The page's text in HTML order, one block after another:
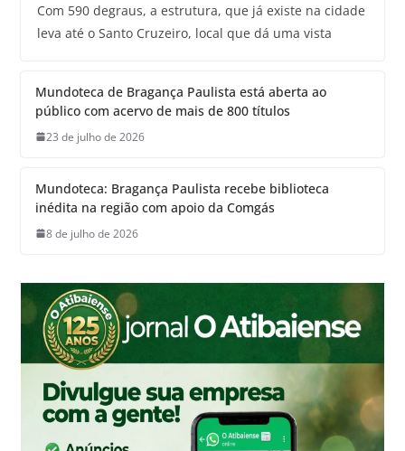
Com 590 degraus, a estrutura, que já existe na cidade
leva até o Santo Cruzeiro, local que dá uma vista
Mundoteca de Bragança Paulista está aberta ao
público com acervo de mais de 800 títulos
23 de julho de 2026
Mundoteca: Bragança Paulista recebe biblioteca
inédita na região com apoio da Comgás
8 de julho de 2026